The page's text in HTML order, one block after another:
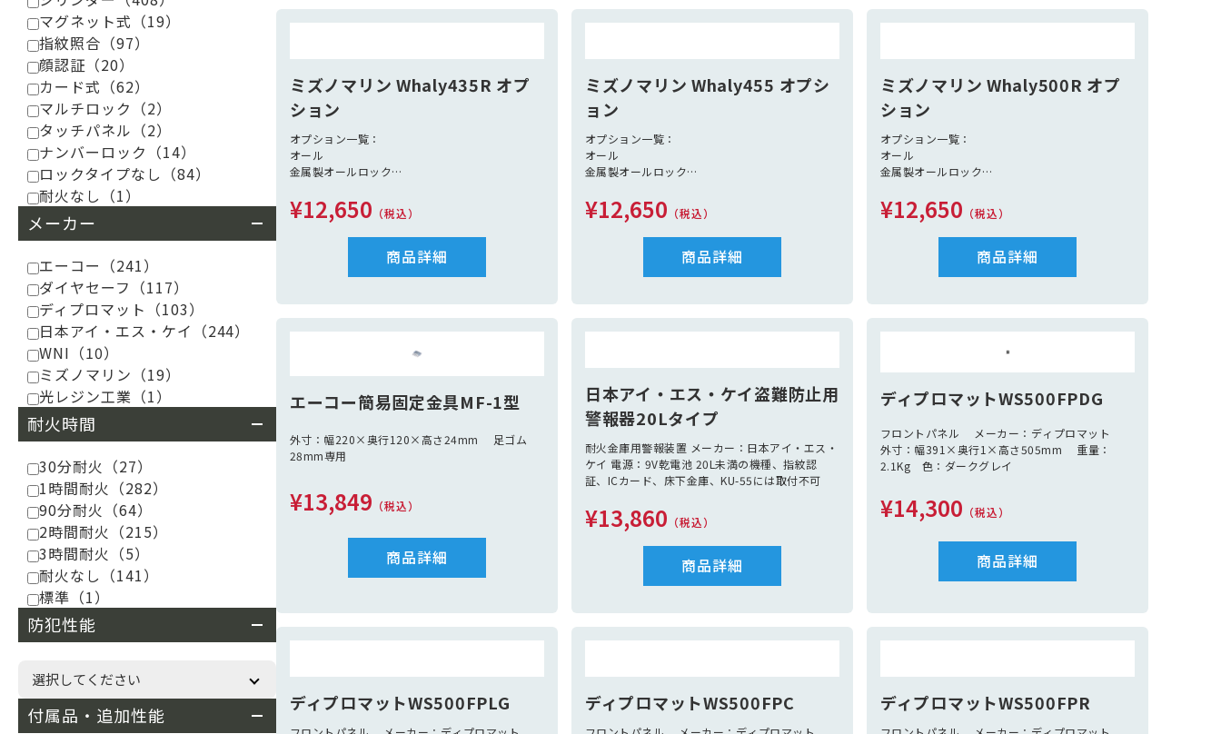
マグネット式 （19）
指紋照合 （97）
顔認証 （20）
カード式 （62）
マルチロック （2）
タッチパネル （2）
ナンバーロック （14）
ロックタイプなし （84）
耐火なし （1）
メーカー
エーコー （241）
ダイヤセーフ （117）
ディプロマット （103）
日本アイ・エス・ケイ （244）
WNI （10）
ミズノマリン （19）
光レジン工業 （1）
耐火時間
30分耐火 （27）
1時間耐火 （282）
90分耐火 （64）
2時間耐火 （215）
3時間耐火 （5）
耐火なし （141）
標準 （1）
防犯性能
付属品・追加性能
法定備品 別途見積（救命胴衣定員分、信号紅
炎、黒球、消化バケツ、アンカー、アンカーロー
係船ロープ2本、救命浮環、笛）
ミズノマリン Whaly435R オプ
ション
オプション一覧：
オール
金属製オールロック
ベンチボックス（310/370/435）
ステンレスフレーム
ポリエチレンフレーム
ビミニトップ（ステンレスフレームが必要）
航海灯 別途見積
法定備品 別途見積（救命胴衣定員分、信号紅
炎、黒球、消化バケツ、アンカー、アンカーロー
¥12,650 （税込）
商品詳細
ミズノマリン Whaly455 オプシ
ョン
オプション一覧：
オール
金属製オールロック
ベンチボックス（L）
ステンレスフレーム
ポリエチレンフレーム
ビミニトップ（ステンレスフレームが必要）
航海灯 別途見積
法定備品 別途見積（救命胴衣定員分、信号紅
炎、黒球、消化バケツ、アンカー、アンカーロー
係船ロープ2本、救命浮環、笛）
¥12,650 （税込）
商品詳細
ミズノマリン Whaly500R オプ
ション
オプション一覧：
オール
金属製オールロック
ベンチボックス（L）
ステンレスフレーム
ポリエチレンフレーム
ビミニトップ（ステンレスフレームが必要）
航海灯 別途見積
法定備品 別途見積（救命胴衣定員分、信号紅
炎、黒球、消化バケツ、アンカー、アンカーロー
¥12,650 （税込）
商品詳細
エーコー簡易固定金具MF-1型
外寸：幅220×奥行120×高さ24mm 足ゴム
28mm専用
¥13,849 （税込）
商品詳細
日本アイ・エス・ケイ盗難防止用
警報器20Lタイプ
耐火金庫用警報装置 メーカー：日本アイ・エス・
ケイ 電源：9V乾電池 20L未満の機種、指紋認
証、ICカード、床下金庫、KU-55には取付不可
¥13,860 （税込）
商品詳細
ディプロマットWS500FPDG
フロントパネル メーカー：ディプロマット
外寸：幅391×奥行1×高さ505mm 重量：
2.1Kg 色：ダークグレイ
¥14,300 （税込）
商品詳細
ディプロマットWS500FPLG ディプロマットWS500FPC ディプロマットWS500FPR